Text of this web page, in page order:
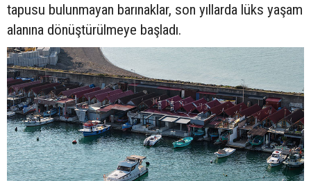
tapusu bulunmayan barınaklar, son yıllarda lüks yaşam
alanına dönüştürülmeye başladı.